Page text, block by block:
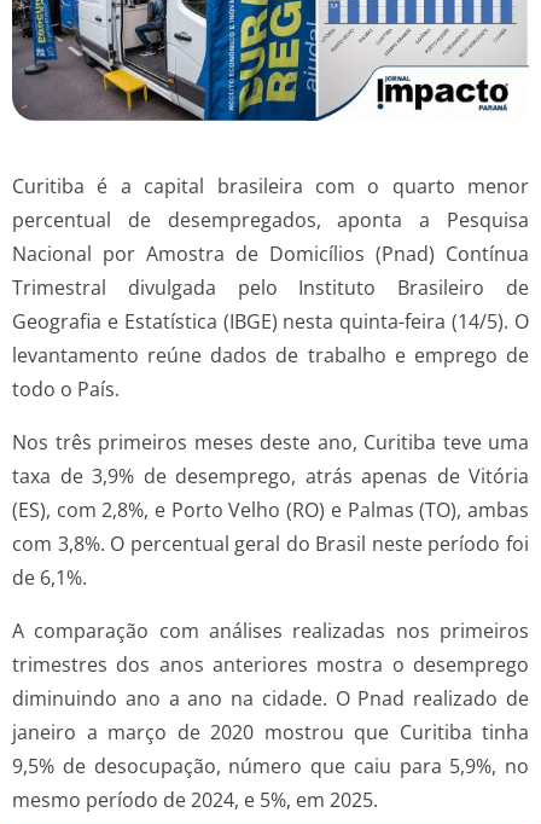
Curitiba é a capital brasileira com o quarto menor
percentual de desempregados, aponta a Pesquisa
Nacional por Amostra de Domicílios (Pnad) Contínua
Trimestral divulgada pelo Instituto Brasileiro de
Geografia e Estatística (IBGE) nesta quinta-feira (14/5). O
levantamento reúne dados de trabalho e emprego de
todo o País.
Nos três primeiros meses deste ano, Curitiba teve uma
taxa de 3,9% de desemprego, atrás apenas de Vitória
(ES), com 2,8%, e Porto Velho (RO) e Palmas (TO), ambas
com 3,8%. O percentual geral do Brasil neste período foi
de 6,1%.
A comparação com análises realizadas nos primeiros
trimestres dos anos anteriores mostra o desemprego
diminuindo ano a ano na cidade. O Pnad realizado de
janeiro a março de 2020 mostrou que Curitiba tinha
9,5% de desocupação, número que caiu para 5,9%, no
mesmo período de 2024, e 5%, em 2025.